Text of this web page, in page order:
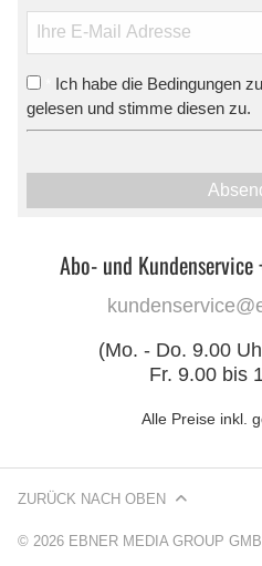
Ich habe die Bedingungen
gelesen und stimme diesen zu.
Abo- und
(Mo. - Do. 9.00
Fr. 9.00 bis
Alle Preise inkl.
© 2026 EBNER MEDIA GROUP
ZURÜCK NACH OBEN